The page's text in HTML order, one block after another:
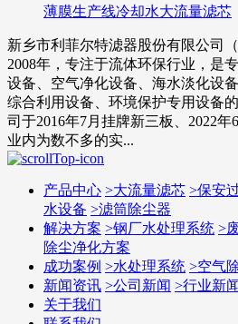
薄膜生产线冷却水大流量滤芯
新乡市利菲尔特滤器股份有限公司
2008年，专注于流体环保行业，是
设备、空气净化设备、海水淡化设
综合利用设备、环境保护专用设备
司于2016年7月挂牌新三板、2022
业内为数不多的实...
产品中心 >大流量滤芯 >保安
水设备 >滤筒除尘器
解决方案 >钢厂水处理系统 >
除尘净化方案
成功案例 >水处理系统 >空气
新闻资讯 >公司新闻 >行业新闻
关于我们